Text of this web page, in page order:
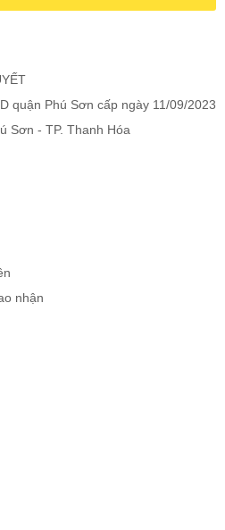
quận Phú Sơn cấp ngày 11/09/2023
Sơn - TP. Thanh Hóa
nhận